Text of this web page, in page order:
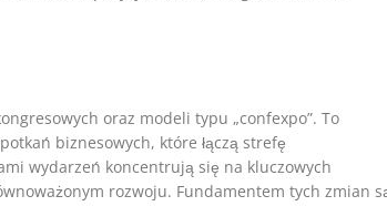
oraz modeli typu „confexpo”. To
biznesowych, które łączą strefę
wydarzeń koncentrują się na kluczowych
rozwoju. Fundamentem tych zmian